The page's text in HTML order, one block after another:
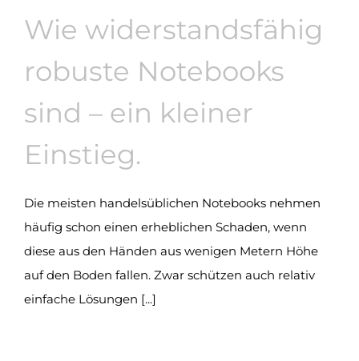
Wie widerstandsfähig
robuste Notebooks
sind – ein kleiner
Einstieg.
Die meisten handelsüblichen Notebooks nehmen
häufig schon einen erheblichen Schaden, wenn
diese aus den Händen aus wenigen Metern Höhe
auf den Boden fallen. Zwar schützen auch relativ
einfache Lösungen [...]